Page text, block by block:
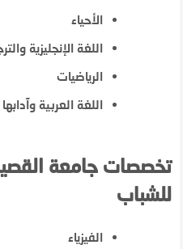
الأحياء
اللغة الإنجليزية
الرياضيات
اللغة العربية وآدابها
تخصصات جامعة
للشباب
الفيزياء